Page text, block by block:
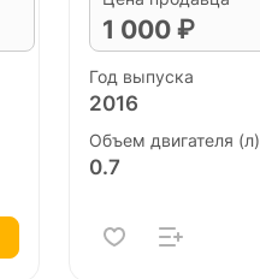
1 000 ₽
Год выпуска
2016
Объем двигателя (л)
0.7